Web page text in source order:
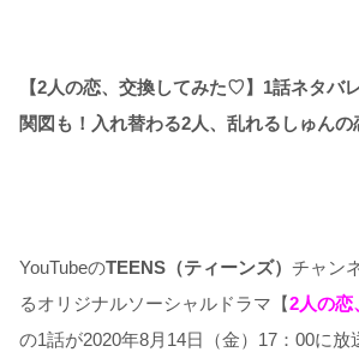
【2人の恋、交換してみた♡】1話ネタバ
関図も！入れ替わる2人、乱れるしゅんの
YouTubeのTEENS（ティーンズ） チャン
るオリジナルソーシャルドラマ【2人の
の1話が2020年8月14日（金）17：00に放